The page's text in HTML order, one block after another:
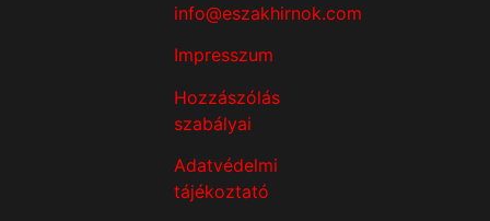
info@eszakhirnok.com
Impresszum
Hozzászólás
szabályai
Adatvédelmi
tájékoztató